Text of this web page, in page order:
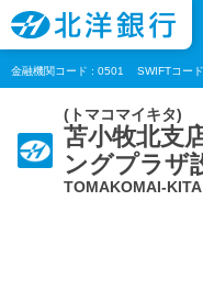
金融機関コード : 0501 SWIFTコー
(トマコマイキタ)
苫小牧北支
ングプラザ
TOMAKOMAI-